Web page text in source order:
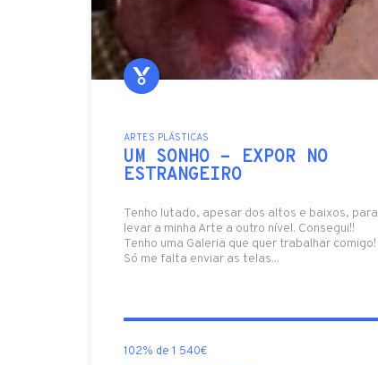
ARTES PLÁSTICAS
UM SONHO - EXPOR NO
ESTRANGEIRO
Tenho lutado, apesar dos altos e baixos, para
levar a minha Arte a outro nível. Consegui!!
Tenho uma Galeria que quer trabalhar comigo!
Só me falta enviar as telas...
102% de 1 540€